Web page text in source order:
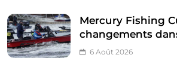
Mercury Fishing
changements
6 Août 2026